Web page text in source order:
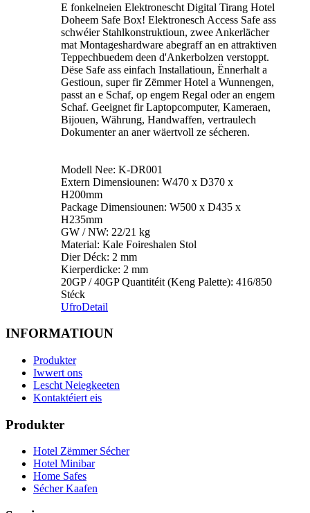
E fonkelneien Elektronescht Digital Tirang Hotel
Doheem Safe Box! Elektronesch Access Safe ass
schwéier Stahlkonstruktioun, zwee Ankerlächer
mat Montageshardware abegraff an en attraktiven
Teppechbuedem deen d'Ankerbolzen verstoppt.
Dëse Safe ass einfach Installatioun, Ënnerhalt a
Gestioun, super fir Zëmmer Hotel a Wunnengen,
passt an e Schaf, op engem Regal oder an engem
Schaf. Geeignet fir Laptopcomputer, Kameraen,
Bijouen, Währung, Handwaffen, vertraulech
Dokumenter an aner wäertvoll ze sécheren.
Modell Nee: K-DR001
Extern Dimensiounen: W470 x D370 x
H200mm
Package Dimensiounen: W500 x D435 x
H235mm
GW / NW: 22/21 kg
Material: Kale Foireshalen Stol
Dier Déck: 2 mm
Kierperdicke: 2 mm
20GP / 40GP Quantitéit (Keng Palette): 416/850
Stéck
UfroDetail
INFORMATIOUN
Produkter
Iwwert ons
Lescht Neiegkeeten
Kontaktéiert eis
Produkter
Hotel Zëmmer Sécher
Hotel Minibar
Home Safes
Sécher Kaafen